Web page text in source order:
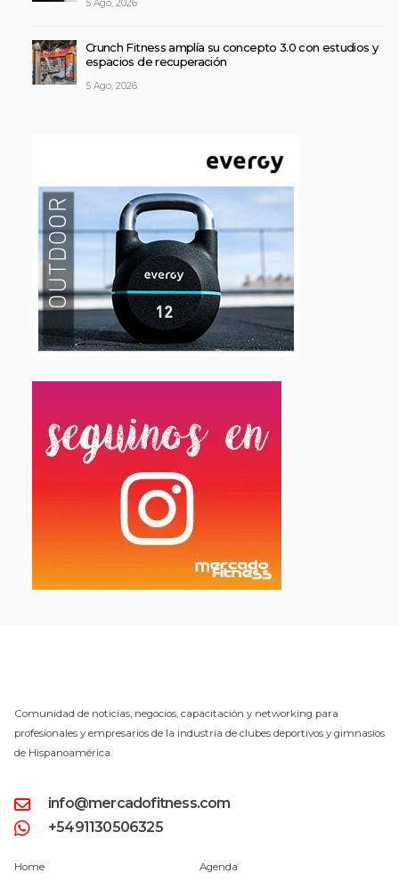
5 Ago, 2026
Crunch Fitness amplía su concepto 3.0 con estudios y
espacios de recuperación
5 Ago, 2026
Comunidad de noticias, negocios, capacitación y networking para
profesionales y empresarios de la industria de clubes deportivos y gimnasios
de Hispanoamérica.
info@mercadofitness.com
+5491130506325
Home Agenda